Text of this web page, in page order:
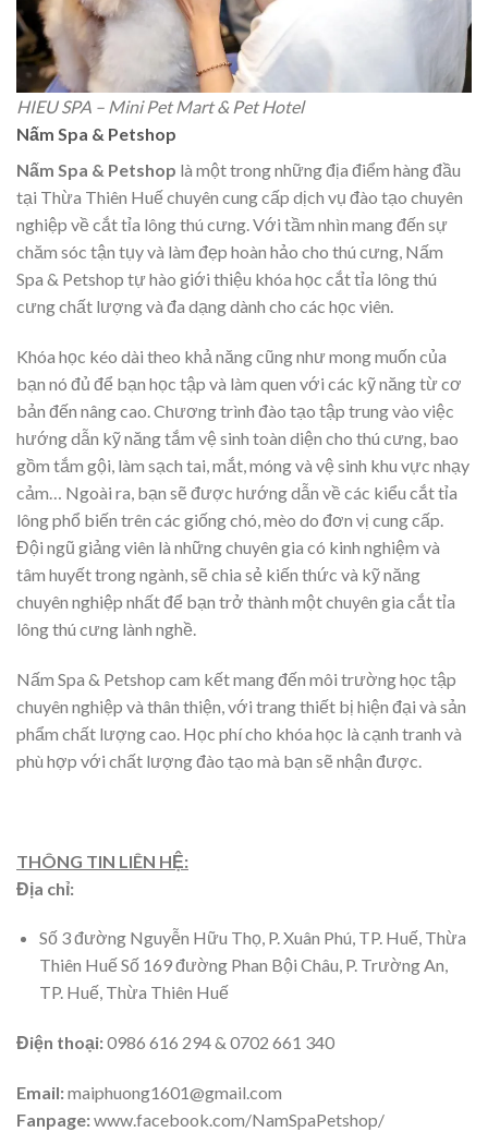
HIEU SPA – Mini Pet Mart & Pet Hotel
Nấm Spa & Petshop
Nấm Spa & Petshop là một trong những địa điểm hàng đầu
tại Thừa Thiên Huế chuyên cung cấp dịch vụ đào tạo chuyên
nghiệp về cắt tỉa lông thú cưng. Với tầm nhìn mang đến sự
chăm sóc tận tụy và làm đẹp hoàn hảo cho thú cưng, Nấm
Spa & Petshop tự hào giới thiệu khóa học cắt tỉa lông thú
cưng chất lượng và đa dạng dành cho các học viên.
Khóa học kéo dài theo khả năng cũng như mong muốn của
bạn nó đủ để bạn học tập và làm quen với các kỹ năng từ cơ
bản đến nâng cao. Chương trình đào tạo tập trung vào việc
hướng dẫn kỹ năng tắm vệ sinh toàn diện cho thú cưng, bao
gồm tắm gội, làm sạch tai, mắt, móng và vệ sinh khu vực nhạy
cảm… Ngoài ra, bạn sẽ được hướng dẫn về các kiểu cắt tỉa
lông phổ biến trên các giống chó, mèo do đơn vị cung cấp.
Đội ngũ giảng viên là những chuyên gia có kinh nghiệm và
tâm huyết trong ngành, sẽ chia sẻ kiến thức và kỹ năng
chuyên nghiệp nhất để bạn trở thành một chuyên gia cắt tỉa
lông thú cưng lành nghề.
Nấm Spa & Petshop cam kết mang đến môi trường học tập
chuyên nghiệp và thân thiện, với trang thiết bị hiện đại và sản
phẩm chất lượng cao. Học phí cho khóa học là cạnh tranh và
phù hợp với chất lượng đào tạo mà bạn sẽ nhận được.
THÔNG TIN LIÊN HỆ:
Địa chỉ:
Số 3 đường Nguyễn Hữu Thọ, P. Xuân Phú, TP. Huế, Thừa
Thiên Huế Số 169 đường Phan Bội Châu, P. Trường An,
TP. Huế, Thừa Thiên Huế
Điện thoại:0986 616 294 & 0702 661 340
Email:maiphuong1601@gmail.com
Fanpage:www.facebook.com/NamSpaPetshop/